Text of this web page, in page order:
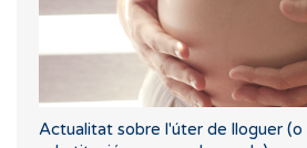
Actualitat sobre l'úter de lloguer